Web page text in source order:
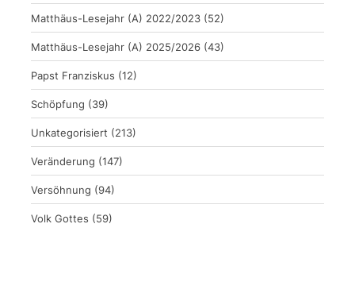
Matthäus-Lesejahr (A) 2022/2023 (52)
Matthäus-Lesejahr (A) 2025/2026 (43)
Papst Franziskus (12)
Schöpfung (39)
Unkategorisiert (213)
Veränderung (147)
Versöhnung (94)
Volk Gottes (59)